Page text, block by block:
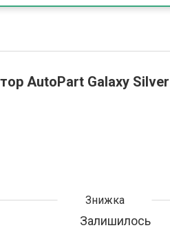
AutoPart Galaxy
Залишилось